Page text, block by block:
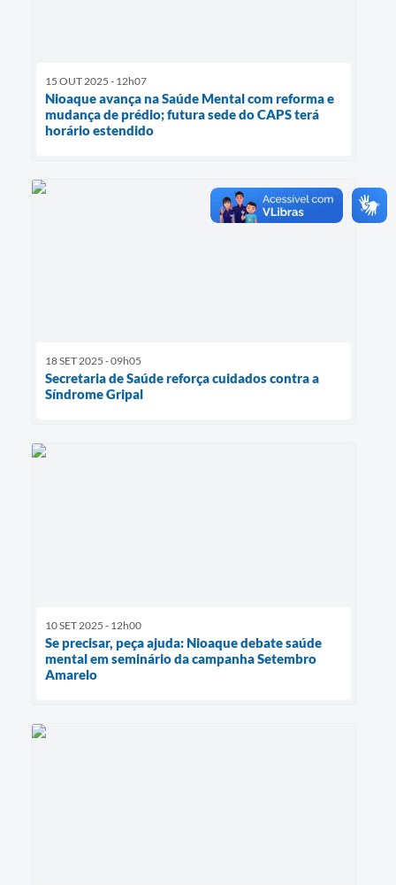
15 OUT 2025 - 12h07
Nioaque avança na Saúde Mental com reforma e
mudança de prédio; futura sede do CAPS terá
horário estendido
18 SET 2025 - 09h05
Secretaria de Saúde reforça cuidados contra a
Síndrome Gripal
10 SET 2025 - 12h00
Se precisar, peça ajuda: Nioaque debate saúde
mental em seminário da campanha Setembro
Amarelo